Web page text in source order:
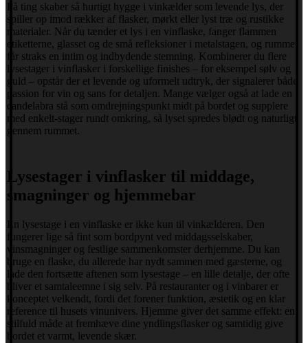
Få ting skaber så hurtigt hygge i vinkælder som levende lys, der
spiller op imod rækker af flasker, mørkt eller lyst træ og rustikke
materialer. Når du tænder et lys i en vinflaske, fanger flammen
etiketterne, glasset og de små refleksioner i metalstagen, og rummet
får straks en intim og indbydende stemning. Kombinerer du flere
lysestager i vinflasker i forskellige finishes – for eksempel sølv og
guld – opstår der et levende og uformelt udtryk, der signalerer både
passion for vin og sans for detaljen. Mange vælger også at lade en
candelabra stå som omdrejningspunkt midt på bordet og supplere
med enkelt-stager rundt omkring, så lyset spredes blødt og naturligt
gennem rummet.
Lysestager i vinflasker til middage,
smagninger og hjemmebar
En lysestage i en vinflaske er ikke kun til vinkælderen. Den
fungerer lige så fint som bordpynt ved middagsselskaber,
vinsmagninger og festlige sammenkomster derhjemme. Du kan
bruge en flaske, du allerede har nydt sammen med gæsterne, og
lade den fortsætte aftenen som lysestage – en lille detalje, der ofte
bliver et samtaleemne i sig selv. På restauranter og i vinbarer er
konceptet velkendt, fordi det forener funktion, æstetik og en klar
reference til husets vinunivers. Hjemme giver det samme effekt: en
stilfuld måde at fremhæve dine yndlingsflasker og samtidig give
bordet et varmt, levende skær.